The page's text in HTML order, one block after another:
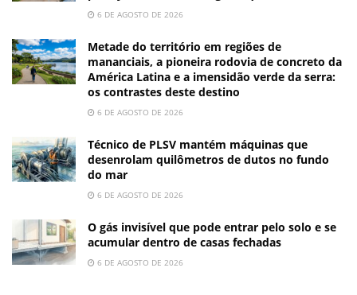
6 DE AGOSTO DE 2026
Metade do território em regiões de
mananciais, a pioneira rodovia de concreto da
América Latina e a imensidão verde da serra:
os contrastes deste destino
6 DE AGOSTO DE 2026
Técnico de PLSV mantém máquinas que
desenrolam quilômetros de dutos no fundo
do mar
6 DE AGOSTO DE 2026
O gás invisível que pode entrar pelo solo e se
acumular dentro de casas fechadas
6 DE AGOSTO DE 2026